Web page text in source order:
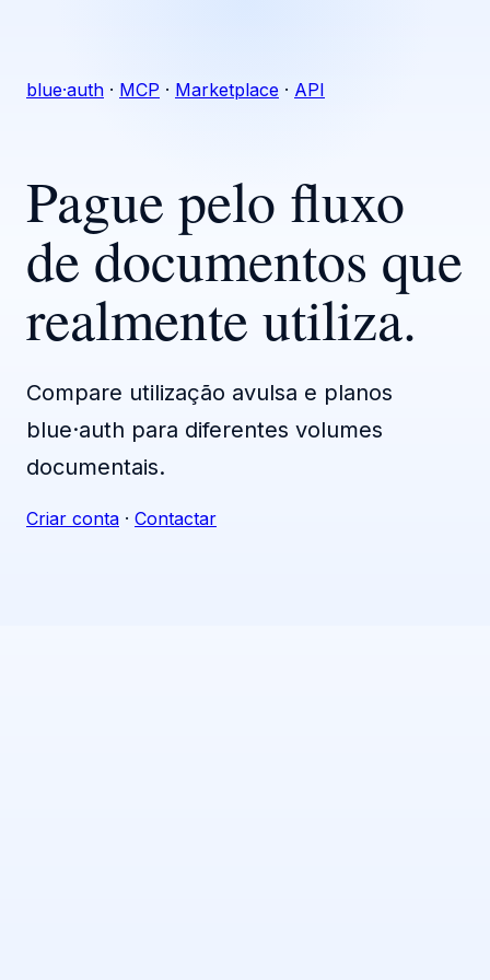
blue·auth · MCP · Marketplace · API
Pague pelo fluxo
de documentos que
realmente utiliza.
Compare utilização avulsa e planos
blue·auth para diferentes volumes
documentais.
Criar conta · Contactar